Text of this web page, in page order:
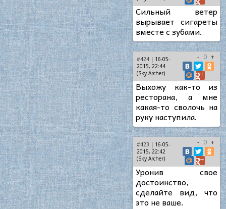
Сильный ветер
вырывает сигареты
вместе с зубами.
#424 | 16-05-
2015, 22:44
(Sky Archer)
- 0 +
Выхожу как-то из
ресторана, а мне
какая-то сволочь на
руку наступила.
#423 | 16-05-
2015, 22:42
(Sky Archer)
- 0 +
Уронив свое
достоинство,
сделайте вид, что
это не ваше.